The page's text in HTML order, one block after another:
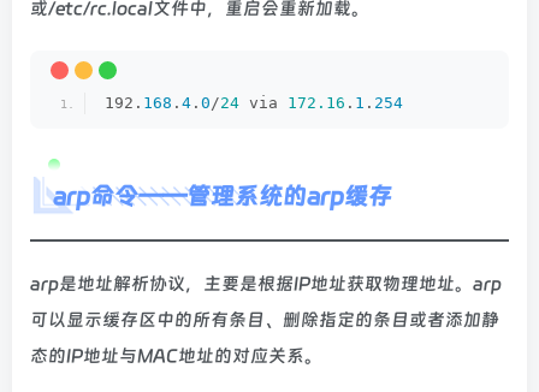
或/etc/rc.local文件中，重启会重新加载。
192. 168 . 4 . 0 /24 via 172.16 . 1 . 254
arp命令——管理系统的arp缓存
arp是地址解析协议，主要是根据IP地址获取物理地址。arp
可以显示缓存区中的所有条目、删除指定的条目或者添加静
态的IP地址与MAC地址的对应关系。